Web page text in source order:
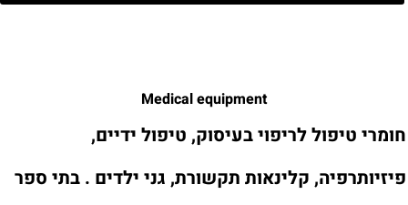
Medical equipment
טיפול לריפוי בעיסוק, טיפול ידיים,
קלינאות תקשורת, גני ילדים . בתי ספר